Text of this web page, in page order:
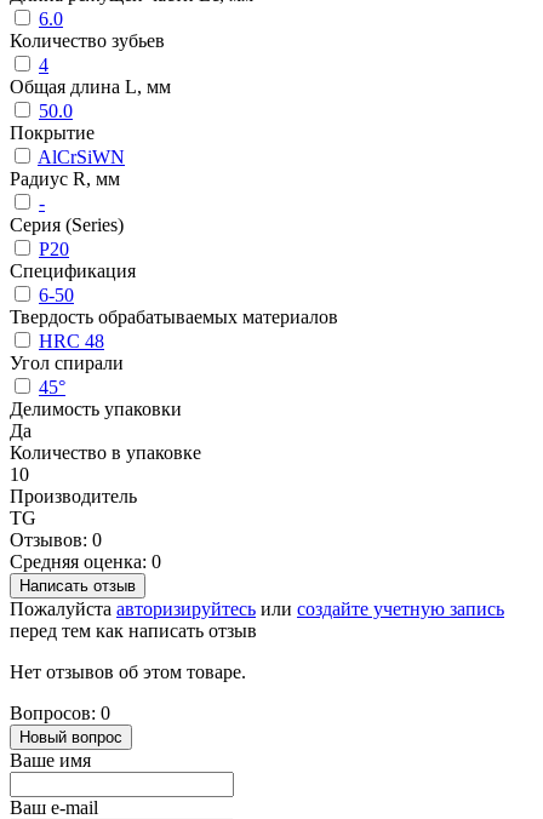
6.0
Количество зубьев
4
Общая длина L, мм
50.0
Покрытие
AlCrSiWN
Радиус R, мм
-
Серия (Series)
P20
Спецификация
6-50
Твердость обрабатываемых материалов
HRC 48
Угол спирали
45°
Делимость упаковки
Да
Количество в упаковке
10
Производитель
TG
Отзывов: 0
Средняя оценка: 0
Написать отзыв
Пожалуйста авторизируйтесь или создайте учетную запись
перед тем как написать отзыв
Нет отзывов об этом товаре.
Вопросов: 0
Новый вопрос
Ваше имя
Ваш e-mail